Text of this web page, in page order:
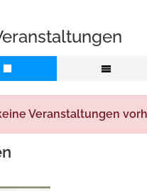
Veranstaltungen